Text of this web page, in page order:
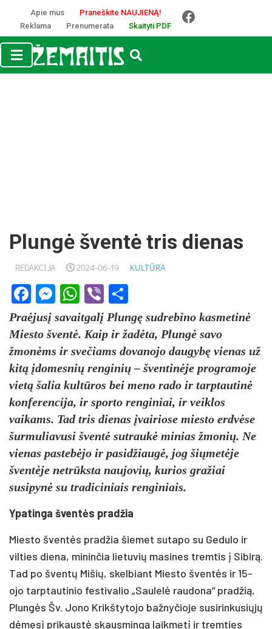
Apie mus
Praneškite NAUJIENĄ!
Reklama
Prenumerata Skaityti PDF
Plungė šventė tris dienas
REDAKCIJA 2024-06-19 KULTŪRA
Facebook
Messenger
WhatsApp
Viber
Praėjusį savaitgalį Plungę sudrebino kasmetinė
Miesto šventė. Kaip ir žadėta, Plungė savo
žmonėms ir svečiams dovanojo daugybę vienas už
kitą įdomesnių renginių – šventinėje programoje
vietą šalia kultūros bei meno rado ir tarptautinė
konferencija, ir sporto renginiai, ir veiklos
vaikams. Tad tris dienas įvairiose miesto erdvėse
šurmuliavusi šventė sutraukė minias žmonių. Ne
vienas pastebėjo ir pasidžiaugė, jog šiųmetėje
šventėje netrūksta naujovių, kurios gražiai
susipynė su tradiciniais renginiais.
Ypatinga šventės pradžia
Miesto šventės pradžia šiemet sutapo su Gedulo ir
vilties diena, mininčia lietuvių masines tremtis į Sibirą.
Tad po šventų Mišių, skelbiant Miesto šventės ir 15-
ojo tarptautinio festivalio „Saulelė raudona“ pradžią,
Plungės Šv. Jono Krikštytojo bažnyčioje susirinkusiųjų
dėmesį prikaustė skausmingą laikmetį ir tremties